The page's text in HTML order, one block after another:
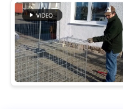
管
理
連